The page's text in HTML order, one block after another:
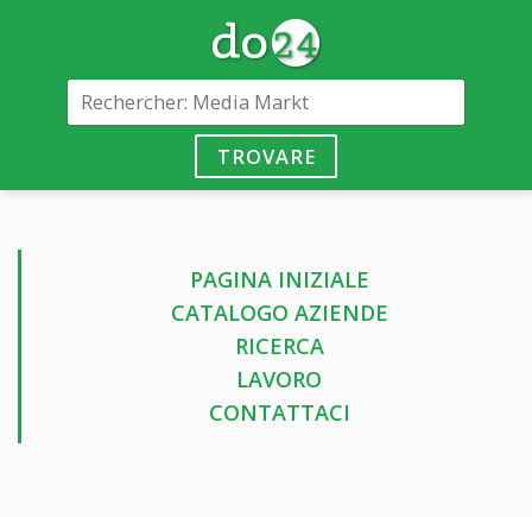
TROVARE
PAGINA INIZIALE
CATALOGO AZIENDE
RICERCA
LAVORO
CONTATTACI